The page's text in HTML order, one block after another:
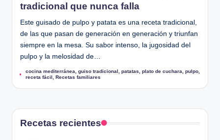
tradicional que nunca falla
Este guisado de pulpo y patata es una receta tradicional,
de las que pasan de generación en generación y triunfan
siempre en la mesa. Su sabor intenso, la jugosidad del
pulpo y la melosidad de…
Etiquetas:
cocina mediterránea guiso tradicional patatas plato de cuchara pulpo,
receta fácil
Recetas familiares
Recetas recientes